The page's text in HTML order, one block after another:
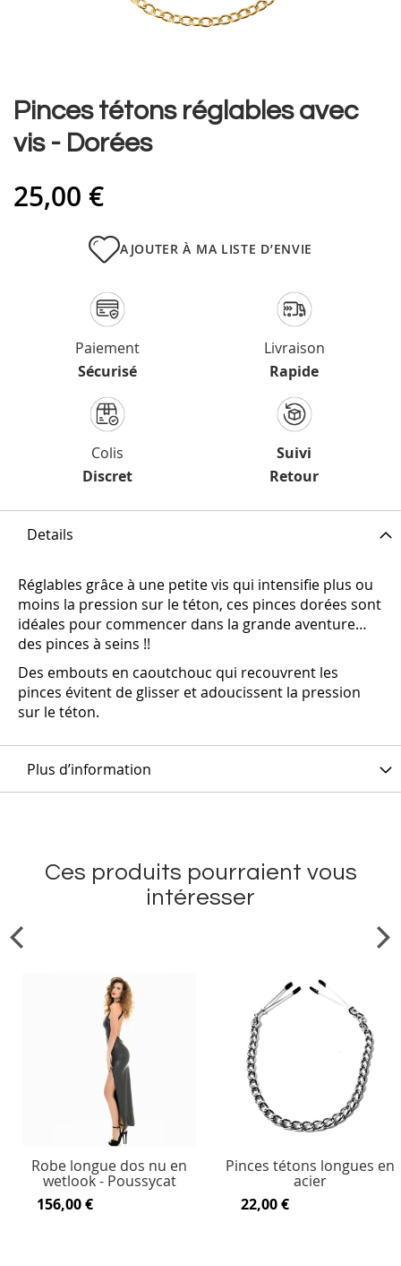
Skip
the
beginning
the
images
Pinces tétons réglables avec
vis - Dorées
25,00 €
AJOUTER À MA LISTE D’ENVIE
Paiement
Sécurisé
Livraison
Rapide
Colis
Discret
Suivi
Retour
Details
Réglables grâce à une petite vis qui intensifie plus ou
moins la pression sur le téton, ces pinces dorées sont
idéales pour commencer dans la grande aventure…
des pinces à seins !!
Des embouts en caoutchouc qui recouvrent les
pinces évitent de glisser et adoucissent la pression
sur le téton.
Plus d’information
Ces produits pourraient vous
intéresser
Robe longue dos nu en
wetlook - Poussycat
156,00 €
Pinces tétons longues en
acier
22,00 €